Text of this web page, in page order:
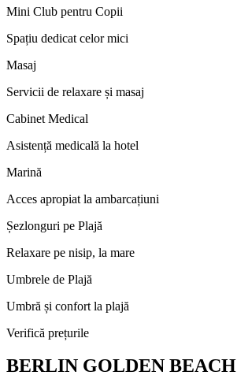
Mini Club pentru Copii
Spațiu dedicat celor mici
Masaj
Servicii de relaxare și masaj
Cabinet Medical
Asistență medicală la hotel
Marină
Acces apropiat la ambarcațiuni
Șezlonguri pe Plajă
Relaxare pe nisip, la mare
Umbrele de Plajă
Umbră și confort la plajă
Verifică prețurile
BERLIN GOLDEN BEACH